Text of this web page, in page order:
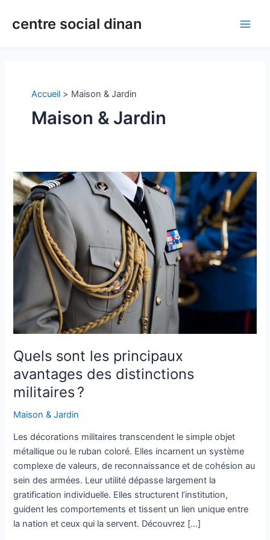
centre social dinan
Accueil Maison & Jardin
Maison & Jardin
Quels sont les principaux
avantages des distinctions
militaires ?
Maison & Jardin
Les décorations militaires transcendent le simple objet
métallique ou le ruban coloré. Elles incarnent un système
complexe de valeurs, de reconnaissance et de cohésion au
sein des armées. Leur utilité dépasse largement la
gratification individuelle. Elles structurent l’institution,
guident les comportements et tissent un lien unique entre
la nation et ceux qui la servent. Découvrez […]
Quels
sont
les
principaux
avantages
des
distinctions
militaires ?
d’article